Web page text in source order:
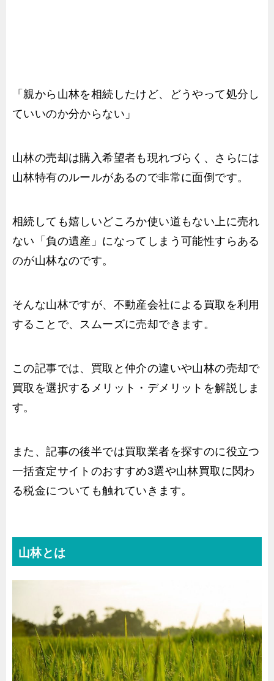
「親から山林を相続したけど、どうやって処分し
ていいのか分からない」
山林の売却は購入希望者も現れづらく、さらには
山林特有のルールがあるので非常に面倒です。
相続しても嬉しいどころか使い道もない上に売れ
ない「負の遺産」になってしまう可能性すらある
のが山林なのです。
そんな山林ですが、不動産会社による買取を利用
することで、スムーズに売却できます。
この記事では、買取と仲介の違いや山林の売却で
買取を選択するメリット・デメリットを解説しま
す。
また、記事の後半では買取業者を探すのに役立つ
一括査定サイトのおすすめ3選や山林買取に関わ
る税金についても触れていきます。
山林とは